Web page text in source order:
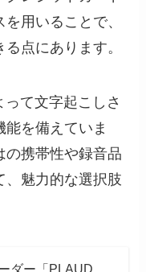
用いることで、
点にあります。
て文字起こしさ
を備えていま
の携帯性や録音品
、魅力的な選択肢
ダー「PLAUD